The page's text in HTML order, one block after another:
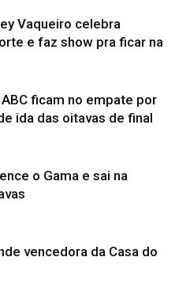
Vaqueiro celebra
e faz show pra ficar na
ficam no empate por
ida das oitavas de final
o Gama e sai na
vencedora da Casa do